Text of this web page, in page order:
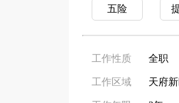
五险
工作性质 全职
工作区域 天府